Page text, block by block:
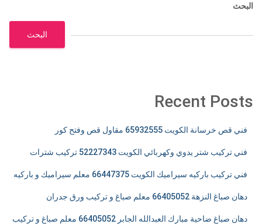
البحث
البحث
Recent Posts
فني قص خرسانة الكويت 65932555 مقاول قص وفتح كور
فني تركيب شتر يدوي وكهربائي الكويت 52227343 تركيب شترات
فني تركيب باركيه سيراميك الكويت 66447375 معلم سيراميك و باركيه
دهان صباغ النزهة 66405052 معلم صباغ و تركيب ورق جدران
دهان صباغ ضاحية مبارك العبدالله الجابر 66405052 معلم صباغ و تركيب